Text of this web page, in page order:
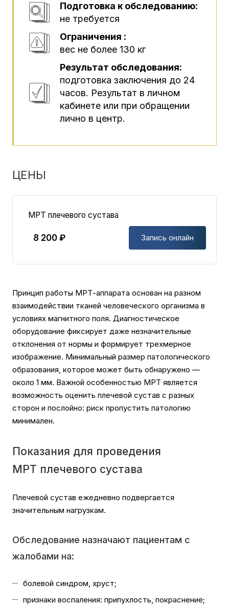
Подготовка к обследованию:
не требуется
Ограничения :
вес не более 130 кг
Результат обследования:
подготовка заключения до 24
часов. Результат в личном
кабинете или при обращении
лично в центр.
ЦЕНЫ
МРТ плечевого сустава
8 200 ₽ Запись онлайн
Принцип работы МРТ-аппарата основан на разном
взаимодействии тканей человеческого организма в
условиях магнитного поля. Диагностическое
оборудование фиксирует даже незначительные
отклонения от нормы и формирует трехмерное
изображение. Минимальный размер патологического
образования, которое может быть обнаружено —
около 1 мм. Важной особенностью МРТ является
возможность оценить плечевой сустав с разных
сторон и послойно: риск пропустить патологию
минимален.
Показания для проведения
МРТ плечевого сустава
Плечевой сустав ежедневно подвергается
значительным нагрузкам.
Обследование назначают пациентам с
жалобами на:
болевой синдром, хруст;
признаки воспаления: припухлость, покраснение;